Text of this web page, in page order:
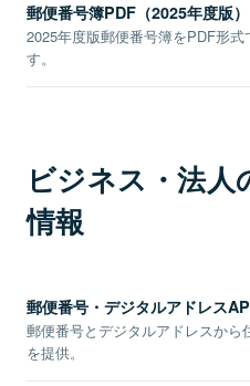
郵便番号簿PDF（2025年度版）
2025年度版郵便番号簿をPDF形式
す。
ビジネス・法
情報
郵便番号・デジタルアドレス
郵便番号とデジタルアドレスから
を提供。